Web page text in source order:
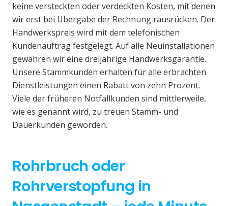
keine versteckten oder verdeckten Kosten, mit denen
wir erst bei Übergabe der Rechnung rausrücken. Der
Handwerkspreis wird mit dem telefonischen
Kundenauftrag festgelegt. Auf alle Neuinstallationen
gewähren wir eine dreijährige Handwerksgarantie.
Unsere Stammkunden erhalten für alle erbrachten
Dienstleistungen einen Rabatt von zehn Prozent.
Viele der früheren Notfallkunden sind mittlerweile,
wie es genannt wird, zu treuen Stamm- und
Dauerkunden geworden.
Rohrbruch oder
Rohrverstopfung in